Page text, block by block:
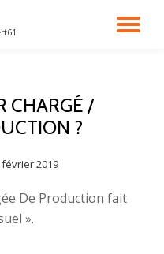
CHARGÉ /
?
février 2019
De Production fait
».